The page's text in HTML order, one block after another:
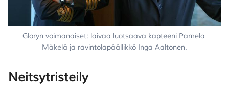
Gloryn voimanaiset: laivaa luotsaava kapteeni Pamela
Mäkelä ja ravintolapäällikkö Inga Aaltonen.
Neitsytristeily